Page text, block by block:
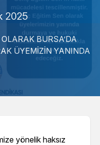
2025
BURSA’DA
ÜYEMİZİN YANINDA
yönelik haksız